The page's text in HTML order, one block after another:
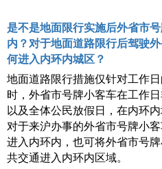
是不是地面限行实施后外省市
内？对于地面道路限行后驾驶
何进入内环内城区？
地面道路限行措施仅针对工作
时，外省市号牌小客车在工作
以及全体公民放假日，在内环
对于来沪办事的外省市号牌小
进入内环内，也可将外省市号
共交通进入内环内区域。